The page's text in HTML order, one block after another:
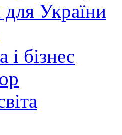
для України
і бізнес